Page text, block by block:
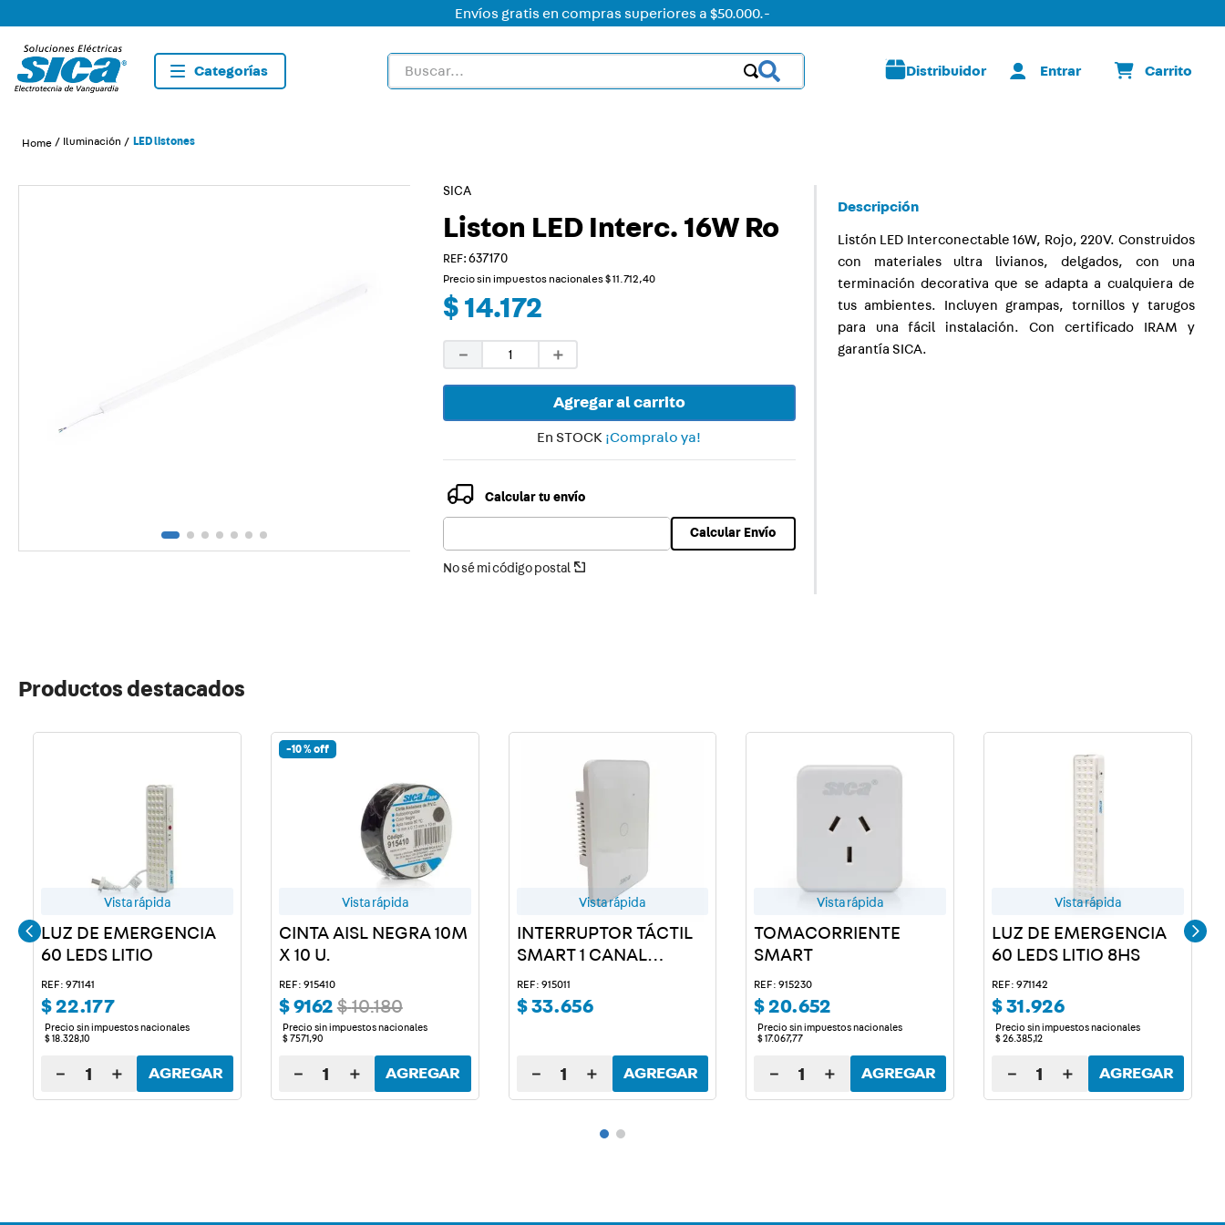
Envíos gratis en compras superiores a $50.000.-
Buscar...
Distribuidor
Iluminación LED listones
SICA
Liston LED Interc. 16W Ro
: 637170
Precio sin impuestos nacionales$11 712,40
$ 14.172
＋
－
Agregar al carrito
En STOCK ¡Compralo ya!
Calcular tu envío
No sé mi código postal
Calcular Envío
Descripción
Listón LED Interconectable 16W, Rojo, 220V. Construidos
con materiales ultra livianos, delgados, con una
terminación decorativa que se adapta a cualquiera de
tus ambientes. Incluyen grampas, tornillos y tarugos
para una fácil instalación. Con certificado IRAM y
garantía SICA.
Productos destacados
Vista rápida
LUZ DE EMERGENCIA
60 LEDS LITIO
REF: 971141
$22.177
Precio sin impuestos nacionales
$18. 328,10
＋
－ AGREGAR
-10 %
Vista rápida
CINTA AISL NEGRA 10M
X 10 U.
REF: 915410
$9162 $10.180
Precio sin impuestos nacionales
$ 7571,90
＋
－ AGREGAR
Vista rápida
INTERRUPTOR TÁCTIL
SMART 1 CANAL
BLANCO
REF: 915011
$33.656
＋
－ AGREGAR
Vista rápida
TOMACORRIENTE
SMART
REF: 915230
$20.652
Precio sin impuestos nacionales
$ 17.067,77
＋
－ AGREGAR
Vista rápida
LUZ DE EMERGENCIA
60 LEDS LITIO 8HS
REF: 971142
$31.926
Precio sin impuestos nacionales
$26 .385,12
＋
－ AGREGAR
.
tomacorrientes